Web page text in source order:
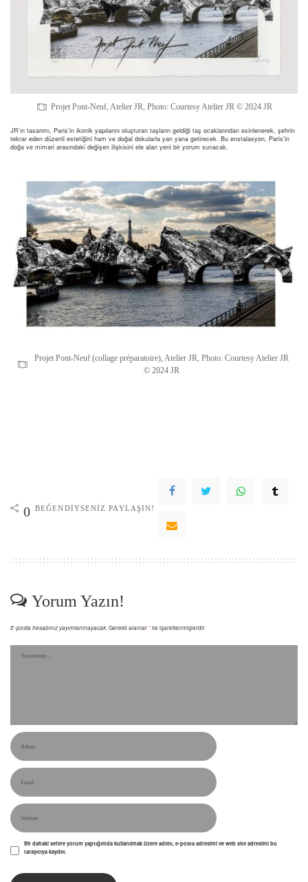
Projet Pont-Neuf, Atelier JR, Photo: Courtesy Atelier JR © 2024 JR
JR’ın tasarımı, Paris’in ikonik yapılarını oluşturan taşların geldiği taş ocaklarından esinlenerek, şehrin
tekrar eden düzenli estetiğini ham ve doğal dokularla yan yana getirecek. Bu enstalasyon, Paris’in
doğa ve mimari arasındaki değişen ilişkisini ele alan yeni bir yorum sunacak.
Projet Pont-Neuf (collage préparatoire), Atelier JR, Photo: Courtesy Atelier JR
© 2024 JR
0 BEĞENDIYSENIZ PAYLAŞIN!
Yorum Yazın!
E-posta hesabınız yayımlanmayacak.Gerekli alanlar*ile işaretlenmişlerdir
Bir dahaki sefere yorum yaptığımda kullanılmak üzere adımı, e-posta adresimi ve web site adresimi bu
tarayıcıya kaydet.